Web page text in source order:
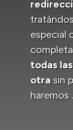
especial
todas
otra sin
haremos